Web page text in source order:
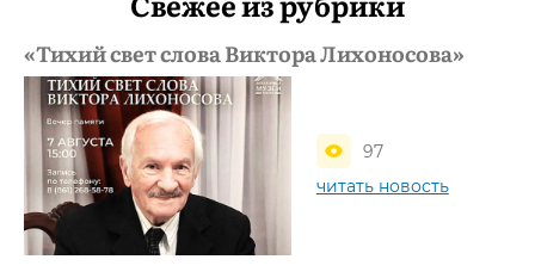
«Тихий свет слова Виктора Лихоносова»
97
читать новость